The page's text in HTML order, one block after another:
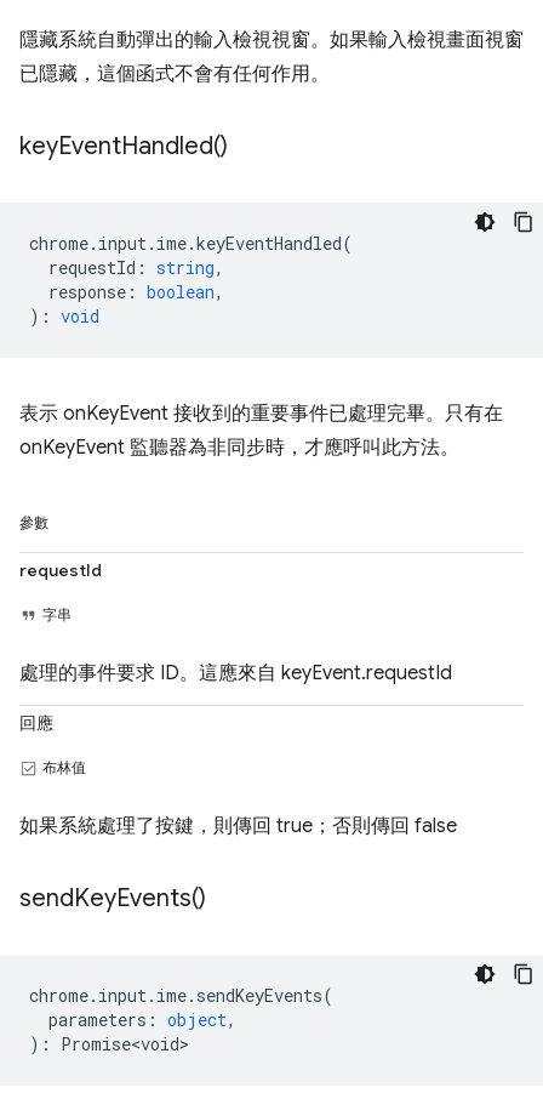
隱藏系統自動彈出的輸入檢視視窗。如果輸入檢視畫面視窗
已隱藏，這個函式不會有任何作用。
keyEventHandled()
chrome. input. ime.keyEventHandled(
requestId : string,
response : boolean,
) : void
表示 onKeyEvent 接收到的重要事件已處理完畢。只有在
onKeyEvent 監聽器為非同步時，才應呼叫此方法。
參數
requestId
字串
處理的事件要求 ID。這應來自 keyEvent.requestId
回應
布林值
如果系統處理了按鍵，則傳回 true；否則傳回 false
sendKeyEvents()
chrome. input. ime. sendKeyEvents(
parameters : object,
) : Promise<void>